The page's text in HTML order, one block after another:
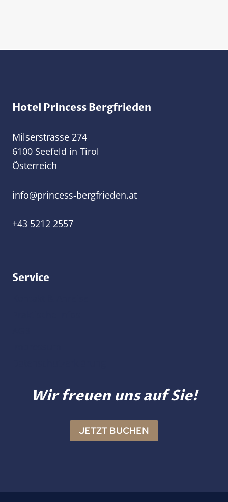
Hotel Princess Bergfrieden
Milserstrasse 274
6100 Seefeld in Tirol
Österreich
ta.nedeirfgreb-ssecnirp
@ofni
+43 5212 2557
Service
Wir freuen uns auf Sie!
JETZT BUCHEN